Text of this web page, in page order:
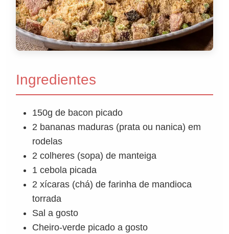
Ingredientes
150g de bacon picado
2 bananas maduras (prata ou nanica) em
rodelas
2 colheres (sopa) de manteiga
1 cebola picada
2 xícaras (chá) de farinha de mandioca
torrada
Sal a gosto
Cheiro-verde picado a gosto